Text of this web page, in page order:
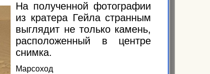
На полученной фотографии
из кратера Гейла странным
выглядит не только камень,
расположенный в центре
снимка.
Марсоход